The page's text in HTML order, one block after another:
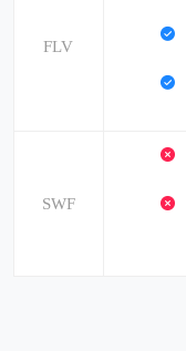
FLV
SWF